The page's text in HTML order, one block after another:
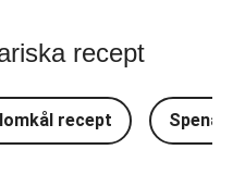
recept
recept Spenat